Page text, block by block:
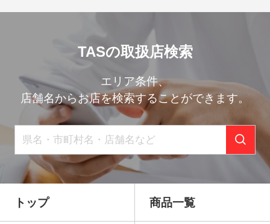
TASの取扱店検索
エリア条件、
店舗名からお店を検索することができます。
トップ 商品一覧